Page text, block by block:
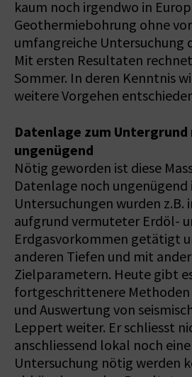
kaum noch irgendwo in
Geothermiebohrung ohne
umfangreiche Untersuchung
Mit ersten Resultaten
Sommer. In deren Kenntnis
weitere Vorgehen
Datenlage zum Untergrund
ungenügend
Nötig geworden ist diese
Datenlage noch ungenügend
Untersuchungen wurden z.B.
aufgrund vermuteter Erdöl-
Erdgasvorkommen getätigt
anderen Tiefen und mit
Zielparametern. Heute gibt
fortgeschrittenere Methoden
und Auswertung von
Leppert weiter. Er schliesst
anschliessend lokal noch
Untersuchung nötig werden